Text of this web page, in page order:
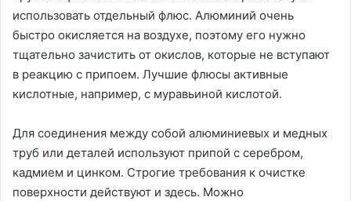
использовать отдельный флюс. Алюминий очень
быстро окисляется на воздухе, поэтому его нужно
тщательно зачистить от окислов, которые не вступают
в реакцию с припоем. Лучшие флюсы активные
кислотные, например, с муравьиной кислотой.
Для соединения между собой алюминиевых и медных
труб или деталей используют припой с серебром,
кадмием и цинком. Строгие требования к очистке
поверхности действуют и здесь. Можно